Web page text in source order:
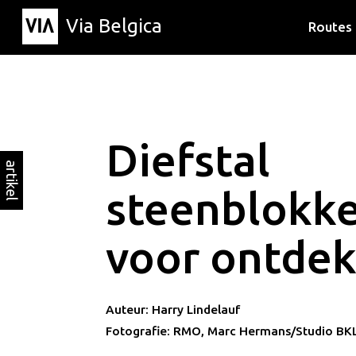
Via Belgica Routes
artikel
Diefstal
voor
Auteur: Harry Lindelauf
Fotografie: RMO, Marc Hermans/Studio